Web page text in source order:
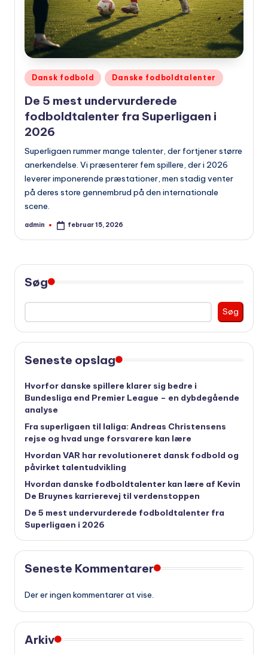
Udgivet
Dansk fodbold Danske fodboldtalenter
De 5 mest undervurderede
fodboldtalenter fra Superligaen i
2026
Superligaen rummer mange talenter, der fortjener større
anerkendelse. Vi præsenterer fem spillere, der i 2026
leverer imponerende præstationer, men stadig venter
på deres store gennembrud på den internationale
scene.
Indsendt
admin februar 15, 2026
Søg
Søg
Seneste opslag
Hvorfor danske spillere klarer sig bedre i
Bundesliga end Premier League – en dybdegående
analyse
Fra superligaen til laliga: Andreas Christensens
rejse og hvad unge forsvarere kan lære
Hvordan VAR har revolutioneret dansk fodbold og
påvirket talentudvikling
Hvordan danske fodboldtalenter kan lære af Kevin
De Bruynes karrierevej til verdenstoppen
De 5 mest undervurderede fodboldtalenter fra
Superligaen i 2026
Seneste Kommentarer
Der er ingen kommentarer at vise.
Arkiv